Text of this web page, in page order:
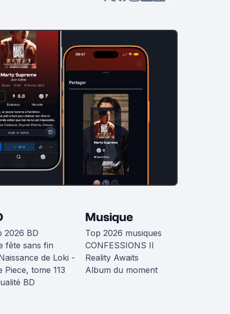
2026 BD
fête sans fin
de Loki -
Piece, tome 113
BD
Musique
Top 2026 musiques
CONFESSIONS II
Reality Awaits
Album du moment